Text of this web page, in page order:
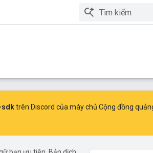
sdktrên Discord của máy chủ Cộng đồng